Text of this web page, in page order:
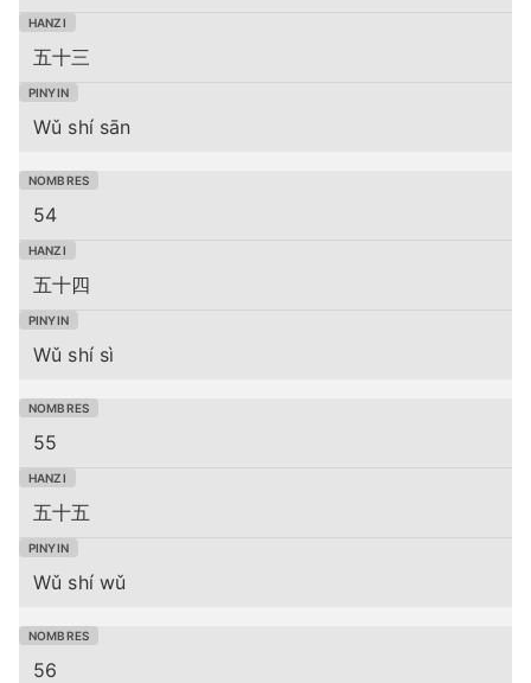
五十三
Wǔ shí sān
54
五十四
Wǔ shí sì
55
五十五
Wǔ shí wǔ
56